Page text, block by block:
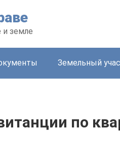
и земле
Земельный
по